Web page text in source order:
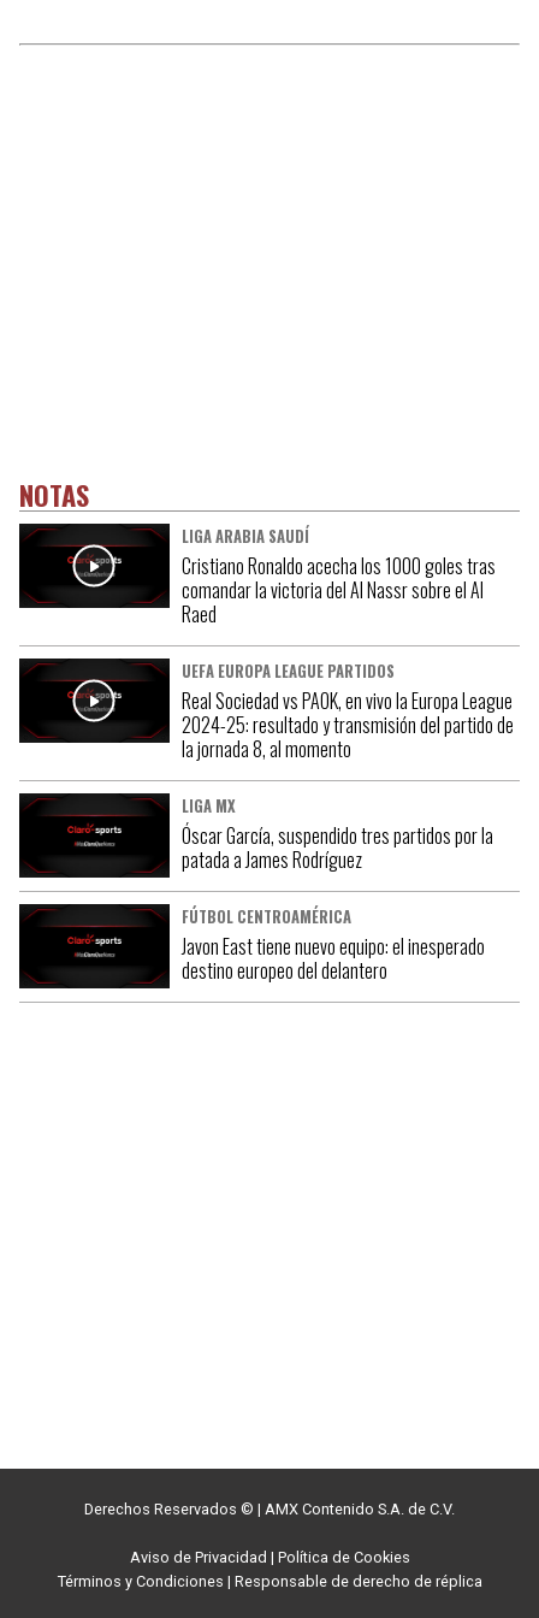
NOTAS
LIGA ARABIA SAUDÍ
Cristiano Ronaldo acecha los 1000 goles tras
comandar la victoria del Al Nassr sobre el Al
Raed
UEFA EUROPA LEAGUE PARTIDOS
Real Sociedad vs PAOK, en vivo la Europa League
2024-25: resultado y transmisión del partido de
la jornada 8, al momento
LIGA MX
Óscar García, suspendido tres partidos por la
patada a James Rodríguez
FÚTBOL CENTROAMÉRICA
Javon East tiene nuevo equipo: el inesperado
destino europeo del delantero
Derechos Reservados © | AMX Contenido S.A. de C.V.
Aviso de Privacidad | Política de Cookies
Términos y Condiciones | Responsable de derecho de réplica